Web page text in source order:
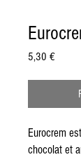
5,30 €Prix
Eurocrem
chocolat et